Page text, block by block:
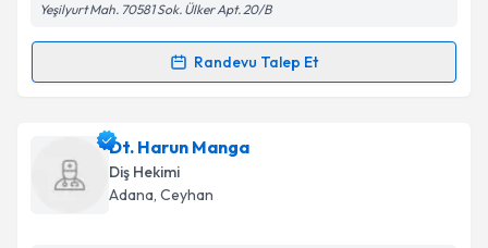
Kişisel verilerimin işlenmesine ilişkinAydınlatma
'ni okudum ve kişisel verilerimin belirtilen
kapsamda işlenmesini kabul ediyorum.
Takvim Talebini Gönder
Yeşilyurt Mah. 70581 Sok. Ülker Apt. 20/B
Randevu Talep Et
Randevu Takvimi Talebi
Dt. Gamze Şahiniçin randevu takvimi talebi
oluşturun. Size bu uzmandan randevu almanız için bir
takvim hazırlandığında e-posta ile bilgilendireceğiz.
Dt. Harun Manga
Diş Hekimi
Adana, Ceyhan